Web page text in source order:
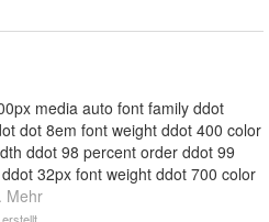
media auto font family ddot
dot 8em font weight ddot 400 color
ddot 98 percent order ddot 99
32px font weight ddot 700 color
Mehr